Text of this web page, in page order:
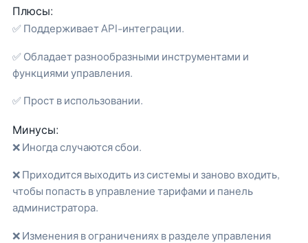
Плюсы:
✅ Поддерживает API-интеграции.
✅ Обладает разнообразными инструментами и
функциями управления.
✅ Прост в использовании.
Минусы:
❌ Иногда случаются сбои.
❌ Приходится выходить из системы и заново входить,
чтобы попасть в управление тарифами и панель
администратора.
❌ Изменения в ограничениях в разделе управления